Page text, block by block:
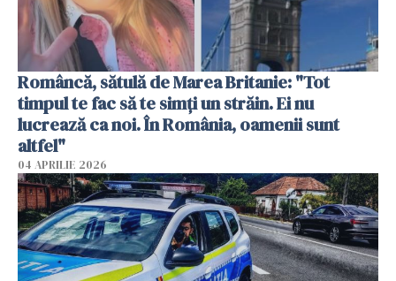
Româncă, sătulă de Marea Britanie: "Tot
timpul te fac să te simți un străin. Ei nu
lucrează ca noi. În România, oamenii sunt
altfel"
04 APRILIE 2026